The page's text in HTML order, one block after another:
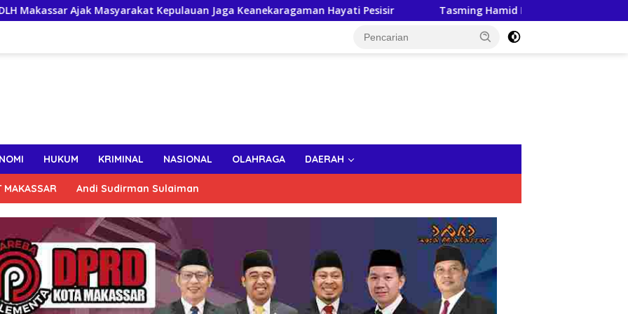
Kepulauan Jaga Keanekaragaman Hayati Pesisir Tasming Hamid Dorong Peningkatan Literasi Keuangan
HUKUM KRIMINAL NASIONAL OLAHRAGA DAERAH
MAKASSAR Andi Sudirman Sulaiman